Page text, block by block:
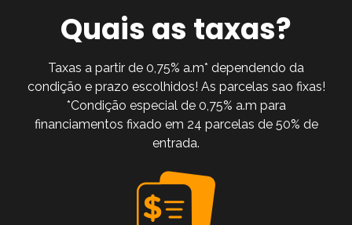
Quais as taxas?
Taxas a partir de 0,75% a.m* dependendo da
condição e prazo escolhidos! As parcelas sao fixas!
*Condição especial de 0,75% a.m para
financiamentos fixado em 24 parcelas de 50% de
entrada.